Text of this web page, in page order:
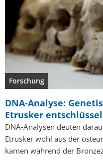
Forschung
DNA-Analyse:
Etrusker
DNA-Analysen deuten
Etrusker wohl aus der
kamen während der